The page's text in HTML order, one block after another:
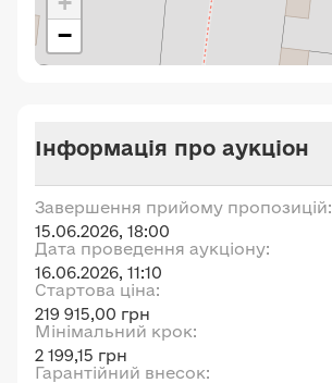
−
Інформація про аукціон
Завершення прийому пропозицій:
15.06.2026, 18:00
Дата проведення аукціону:
16.06.2026, 11:10
Стартова ціна:
219 915,00 грн
Мінімальний крок:
2 199,15 грн
Гарантійний внесок: